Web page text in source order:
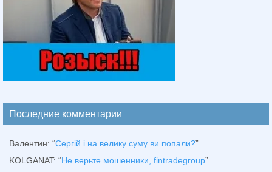
Последние комментарии
Валентин: “Сергій і на велику суму ви попали?”
KOLGANAT: “Не верьте мошенники, fintradegroup”